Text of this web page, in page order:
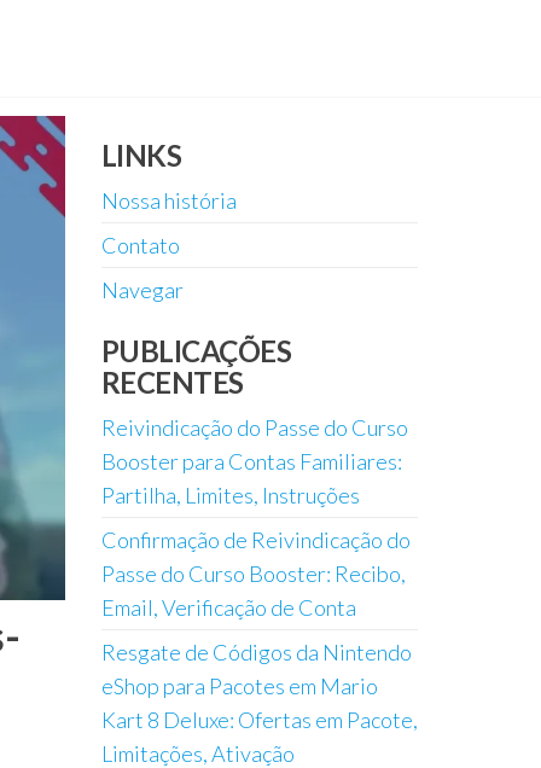
LINKS
Nossa história
Contato
Navegar
PUBLICAÇÕES
RECENTES
Reivindicação do Passe do Curso
Booster para Contas Familiares:
Partilha, Limites, Instruções
Confirmação de Reivindicação do
Passe do Curso Booster: Recibo,
Email, Verificação de Conta
Resgate de Códigos da Nintendo
eShop para Pacotes em Mario
Kart 8 Deluxe: Ofertas em Pacote,
Limitações, Ativação